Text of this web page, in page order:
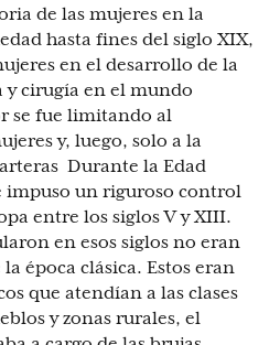
de las mujeres en la
hasta fines del siglo XIX,
en el desarrollo de la
cirugía en el mundo
se fue limitando al
y, luego, solo a la
Durante la Edad
impuso un riguroso control
entre los siglos V y XIII.
en esos siglos no eran
época clásica. Estos eran
que atendían a las clases
y zonas rurales, el